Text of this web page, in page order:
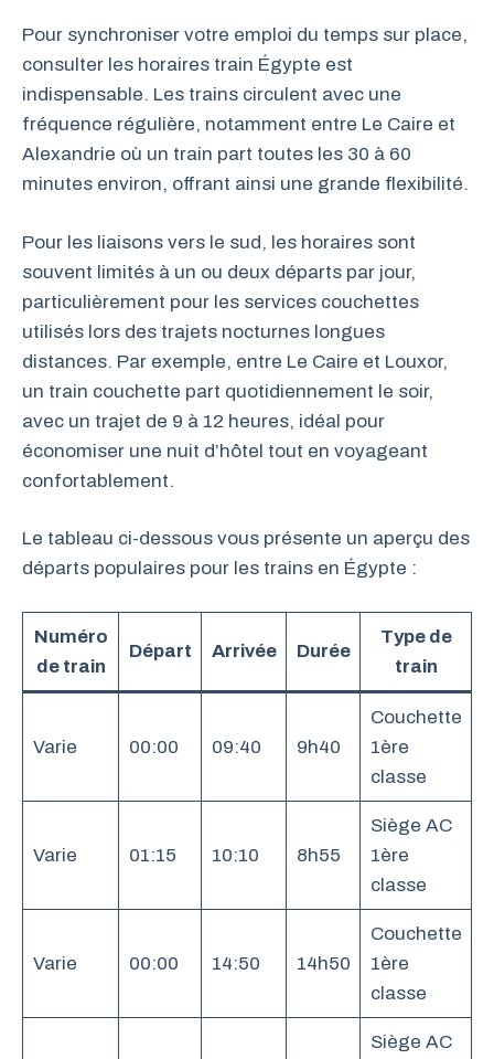
Pour synchroniser votre emploi du temps sur place,
consulter les horaires train Égypte est
indispensable. Les trains circulent avec une
fréquence régulière, notamment entre Le Caire et
Alexandrie où un train part toutes les 30 à 60
minutes environ, offrant ainsi une grande flexibilité.
Pour les liaisons vers le sud, les horaires sont
souvent limités à un ou deux départs par jour,
particulièrement pour les services couchettes
utilisés lors des trajets nocturnes longues
distances. Par exemple, entre Le Caire et Louxor,
un train couchette part quotidiennement le soir,
avec un trajet de 9 à 12 heures, idéal pour
économiser une nuit d’hôtel tout en voyageant
confortablement.
Le tableau ci-dessous vous présente un aperçu des
départs populaires pour les trains en Égypte :
Numéro
de train
Départ Arrivée Durée
Type de
train
Varie 00:00 09:40 9h40
Couchette
1ère
classe
Varie 01:15 10:10 8h55
Siège AC
1ère
classe
Varie 00:00 14:50 14h50
Couchette
1ère
classe
Siège AC